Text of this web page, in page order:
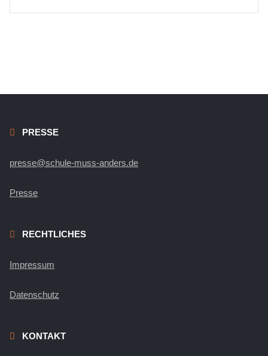
PRESSE
presse@schule-muss-anders.de
Presse
RECHTLICHES
Impressum
Datenschutz
KONTAKT